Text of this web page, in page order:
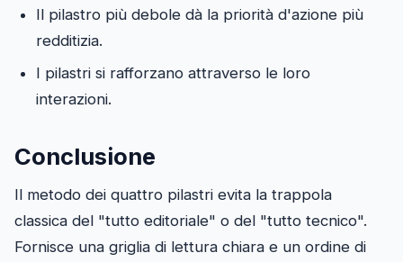
Il pilastro più debole dà la priorità d'azione più
redditizia.
I pilastri si rafforzano attraverso le loro
interazioni.
Conclusione
Il metodo dei quattro pilastri evita la trappola
classica del "tutto editoriale" o del "tutto tecnico".
Fornisce una griglia di lettura chiara e un ordine di